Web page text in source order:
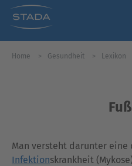
Home Gesundheit Lexikon
Man versteht darunter eine
Infektionskrankheit